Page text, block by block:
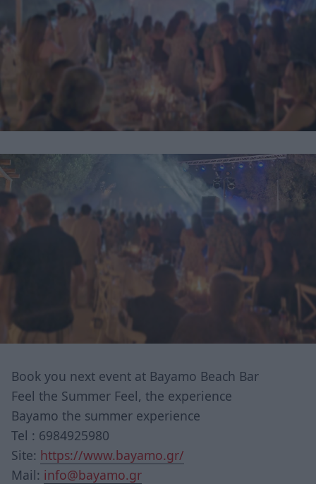
Book you next event at Bayamo Beach Bar
Feel the Summer Feel, the experience
Bayamo the summer experience
Tel : 6984925980
Site: https://www.bayamo.gr/
Mail: info@bayamo.gr